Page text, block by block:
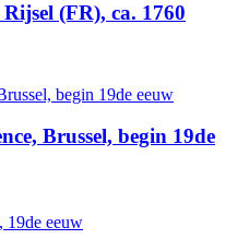
(FR), ca. 1760
Brussel, begin 19de